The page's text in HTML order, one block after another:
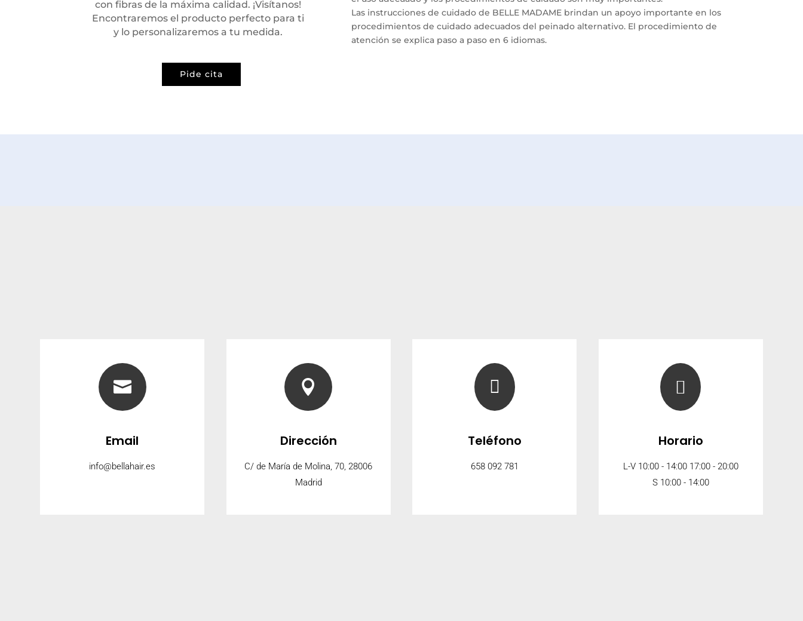
con fibras de la máxima calidad. ¡Visítanos!
Encontraremos el producto perfecto para ti
y lo personalizaremos a tu medida.
Pide cita
Las instrucciones de cuidado de BELLE MADAME brindan un apoyo importante en los
procedimientos de cuidado adecuados del peinado alternativo. El procedimiento de
atención se explica paso a paso en 6 idiomas.

Email
info@bellahair.es

Dirección
C/ de María de Molina, 70, 28006
Madrid

Teléfono
658 092 781

Horario
L-V 10:00 - 14:00 17:00 - 20:00
S 10:00 - 14:00